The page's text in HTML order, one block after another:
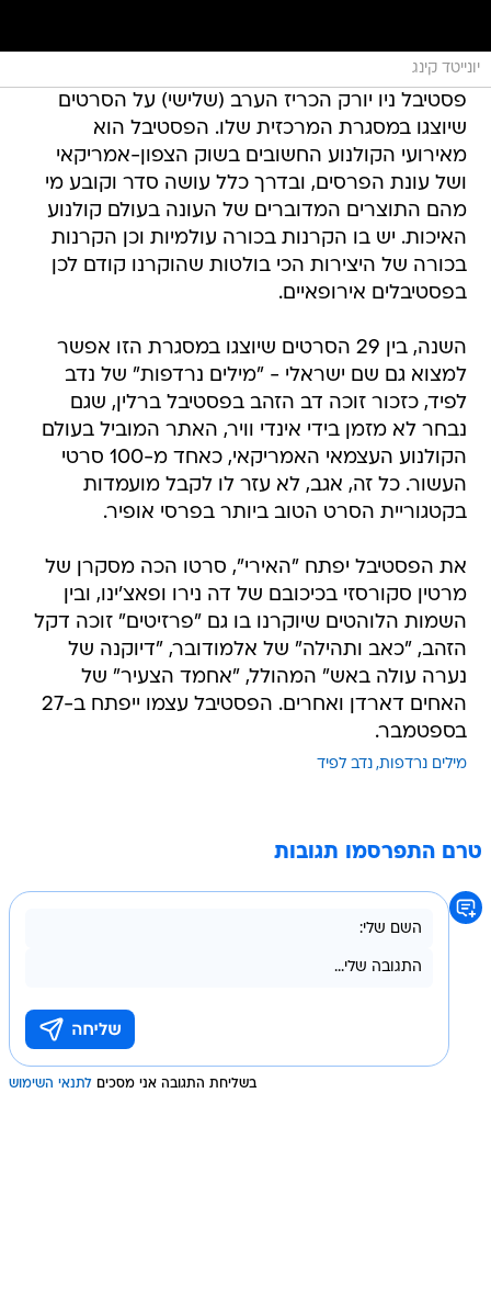
יונייטד קינג
פסטיבל ניו יורק הכריז הערב (שלישי) על הסרטים
שיוצגו במסגרת המרכזית שלו. הפסטיבל הוא
מאירועי הקולנוע החשובים בשוק הצפון-אמריקאי
ושל עונת הפרסים, ובדרך כלל עושה סדר וקובע מי
מהם התוצרים המדוברים של העונה בעולם קולנוע
האיכות. יש בו הקרנות בכורה עולמיות וכן הקרנות
בכורה של היצירות הכי בולטות שהוקרנו קודם לכן
בפסטיבלים אירופאיים.
השנה, בין 29 הסרטים שיוצגו במסגרת הזו אפשר
למצוא גם שם ישראלי - "מילים נרדפות" של נדב
לפיד, כזכור זוכה דב הזהב בפסטיבל ברלין, שגם
נבחר לא מזמן בידי אינדי וויר, האתר המוביל בעולם
הקולנוע העצמאי האמריקאי, כאחד מ-100 סרטי
העשור. כל זה, אגב, לא עזר לו לקבל מועמדות
בקטגוריית הסרט הטוב ביותר בפרסי אופיר.
את הפסטיבל יפתח "האירי", סרטו הכה מסקרן של
מרטין סקורסזי בכיכובם של דה נירו ופאצ'ינו, ובין
השמות הלוהטים שיוקרנו בו גם "פרזיטים" זוכה דקל
הזהב, "כאב ותהילה" של אלמודובר, "דיוקנה של
נערה עולה באש" המהולל, "אחמד הצעיר" של
האחים דארדן ואחרים. הפסטיבל עצמו ייפתח ב-27
בספטמבר.
מילים נרדפות נדב לפיד
טרם התפרסמו תגובות
בשליחת התגובה אני מסכים לתנאי השימוש